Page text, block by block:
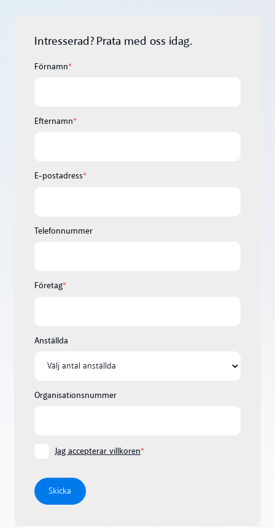
Intresserad? Prata med oss idag.
Förnamn*
Efternamn*
E-postadress*
Telefonnummer
Företag*
Anställda
Organisationsnummer
Jag accepterar villkoren*